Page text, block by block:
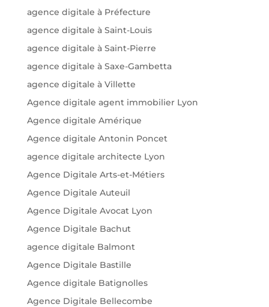
agence digitale à Préfecture
agence digitale à Saint-Louis
agence digitale à Saint-Pierre
agence digitale à Saxe-Gambetta
agence digitale à Villette
Agence digitale agent immobilier Lyon
Agence digitale Amérique
Agence digitale Antonin Poncet
agence digitale architecte Lyon
Agence Digitale Arts-et-Métiers
Agence Digitale Auteuil
Agence Digitale Avocat Lyon
Agence Digitale Bachut
agence digitale Balmont
Agence Digitale Bastille
Agence digitale Batignolles
Agence Digitale Bellecombe